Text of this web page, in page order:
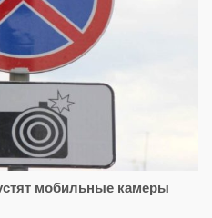
мобильные камеры